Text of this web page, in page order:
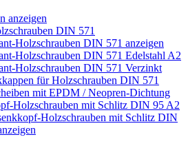
anzeigen
DIN 571
Holzschrauben DIN 571 anzeigen
Holzschrauben DIN 571 Edelstahl A2
Holzschrauben DIN 571 Verzinkt
für Holzschrauben DIN 571
mit EPDM / Neopren-Dichtung
Holzschrauben mit Schlitz DIN 95 A2
Holzschrauben mit Schlitz DIN